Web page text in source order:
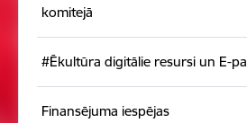
komitejā
#Ēkultūra digitālie resursi un E-
Finansējuma iespējas